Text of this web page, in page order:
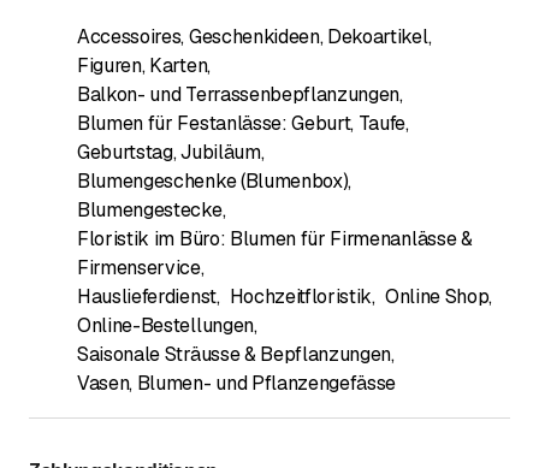
Accessoires, Geschenkideen, Dekoartikel,
Figuren, Karten,
Balkon- und Terrassenbepflanzungen,
Blumen für Festanlässe: Geburt, Taufe,
Geburtstag, Jubiläum,
Blumengeschenke (Blumenbox),
Blumengestecke,
Floristik im Büro: Blumen für Firmenanlässe &
Firmenservice,
Hauslieferdienst, Hochzeitfloristik, Online Shop,
Online-Bestellungen,
Saisonale Sträusse & Bepflanzungen,
Vasen, Blumen- und Pflanzengefässe